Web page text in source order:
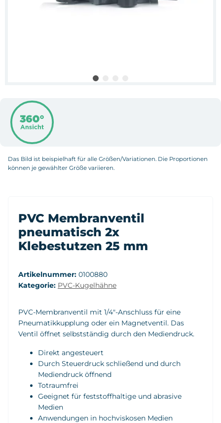
Das Bild ist beispielhaft für alle Größen/Variationen. Die Proportionen
können je gewählter Größe variieren.
PVC Membranventil
pneumatisch 2x
Klebestutzen 25 mm
Artikelnummer: 0100880
Kategorie: PVC-Kugelhähne
PVC-Membranventil mit 1/4"-Anschluss für eine
Pneumatikkupplung oder ein Magnetventil. Das
Ventil öffnet selbstständig durch den Mediendruck.
Direkt angesteuert
Durch Steuerdruck schließend und durch
Mediendruck öffnend
Totraumfrei
Geeignet für feststoffhaltige und abrasive
Medien
Anwendungen in hochviskosen Medien